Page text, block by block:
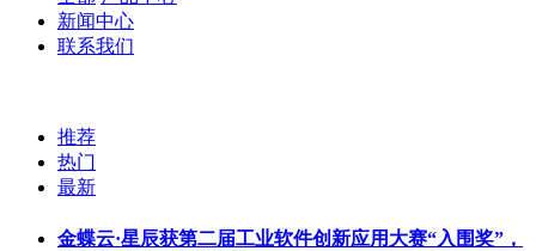
新闻中心
联系我们
推荐
热门
最新
金蝶云·星辰获第二届工业软件创新应用大赛“入围奖”，